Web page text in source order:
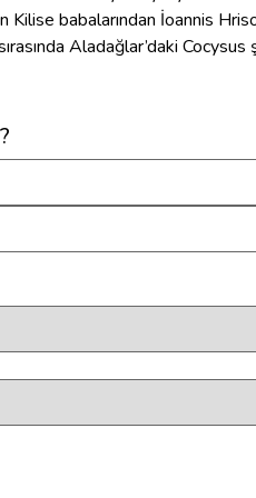
Kilise babalarından İoannis
Aladağlar’daki Cocysus